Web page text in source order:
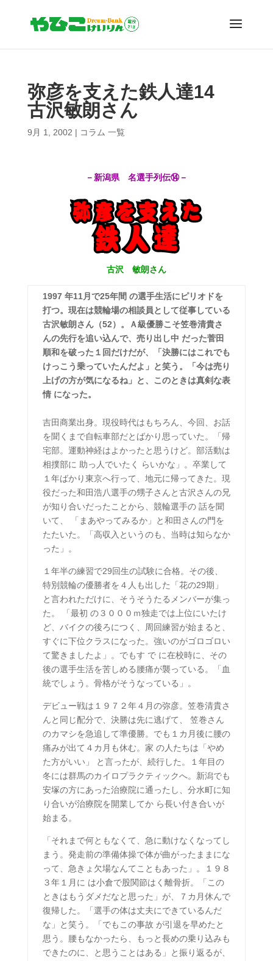
弥彦を支えた鉄人達14
古沢敏朗さん
9月 1, 2002 | コラム 一覧
－新潟県 名選手列伝⑭－
古沢 敏朗さん
1997 年11月で25年間 の選手生活にピリオドを
打つ。現在は競輪場の相談員として従事している
古沢敏朗さん（52）。Ａ級優勝こそ笠巻清貴さ
んの先行を追い込んで、売り出し中 だった菅田
順和を破った１回だけだが、「決勝にはこれでも
けっこう乗っていたんだよ」と笑う。「今は売り
上げの方が気になるね」と、このときは真剣な表
情 になった。
吉田商業出身。現役時代はもちろん、今回、お話
を聞くまで自転車部だとばかり思っていた。「帰
宅部。運動神経はよかったと思うけど。部活動は
相撲部に 助っ人でいたく らいかな」。卒業して
１年ばかり東京へ行って、地元に帰ってきた。現
役だった和田浩八選手の甥子さんと古沢さんの兄
が知り合いだったことから、競輪選手の 話を聞
いて、 「まあやってみるか」と和田さんの門を
たたいた。「高収入というのも、当時は知らなか
った」。
１年半の練習で29回生の試験に合格。その後、
特別競輪の優勝者を４人も出した「花の29期」
と言われただけに、そうそうたるメンバーが集っ
た。 「最初 の３０００ｍ独走では上位にいたけ
ど、バイクの後ろにつく、周回練習が始まると、
すぐに下位クラスになった。強いのがゴロゴロい
て驚きましたよ」。でもす で に在校時に、その
後の選手生活を苦しめる腰痛が襲っている。「血
統でしょう。骨格がそうなっている」。
デビュー戦は１９７２年４月の弥彦。笠巻清貴さ
んと同じ配分で、決勝は先に逃げて、 笠巻さん
のカマシを急追して準優勝。でも１カ月後に腰の
痛みが出て４カ月も休む。家 の人たちは「やめ
た方がいい」 と言ったが、続行した。１年目の
冬には群馬のカイロプラクティックへ。新潟でも
安塚の方にあった治療院に通ったし、分水町に知
り合いが治療院を開業してか ら長い付き合いが
始まる。
「それまで何ともなくて、急に動けなくなってし
まう。発走前の準備体操で体が曲がったままにな
って、急きょ欠場なんてこともあった」。１９８
３年１月に は小倉で股関節はく離骨折。「この
ときはもうダメだなと思った」が、７カ月休んで
復帰した。「選手の体は丈夫にできているんだ
な」と笑う。「でもこの事故 が引退を早めたと
思う。腰もなかったら、もっと長めの乗り込みも
できたのに、と思うことはある」と振り返るが、